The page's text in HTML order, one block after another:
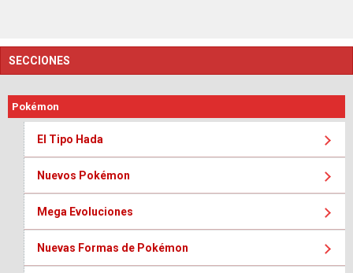
SECCIONES
Pokémon
El Tipo Hada
Nuevos Pokémon
Mega Evoluciones
Nuevas Formas de Pokémon